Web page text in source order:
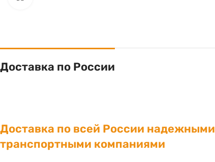
Доставка по России
Доставка по всей России надежными
транспортными компаниями